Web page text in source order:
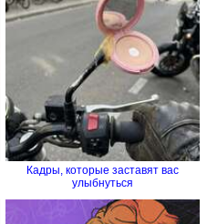
Кадры, которые заставят вас
улыбнуться